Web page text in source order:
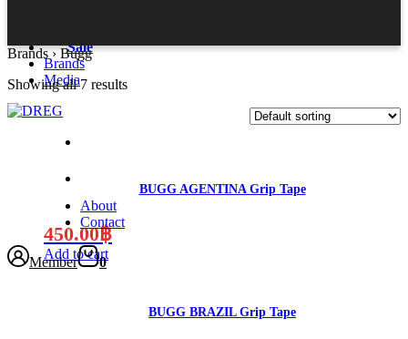
Sale
Brands
Media
About
Contact
Member 0
Brands›Bugg
Showing all 7 results
BUGG AGENTINA Grip Tape
450.00฿
Add to cart
BUGG BRAZIL Grip Tape